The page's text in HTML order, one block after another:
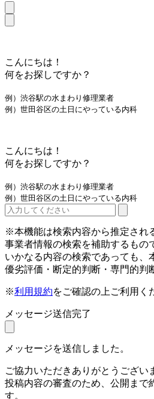
こんにちは！
何をお探しですか？
例）渋谷駅の水まわり修理業者
例）世田谷区の土日にやっている内科
こんにちは！
何をお探しですか？
例）渋谷駅の水まわり修理業者
例）世田谷区の土日にやっている内科
※本機能は検索内容から推定され
事業者情報の検索を補助するもの
いかなる内容の検索であっても、
優劣評価・断定的判断・専門的判
※利用規約をご確認の上ご利用く
メッセージ送信完了
メッセージを送信しました。
ご協力いただきありがとうござい
投稿内容の審査のため、公開まで
す。